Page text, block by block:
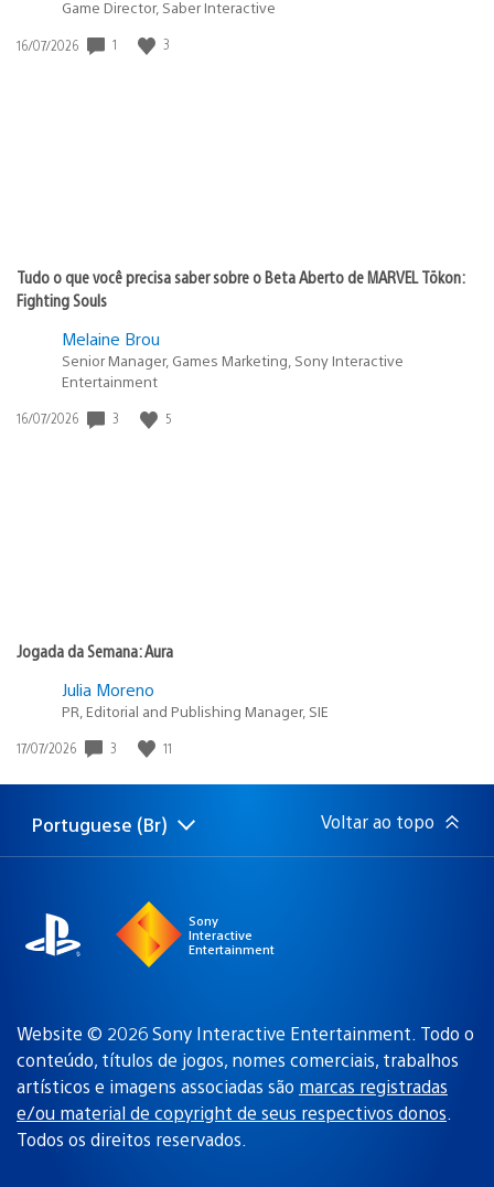
Game Director, Saber Interactive
Data
16/07/2026 1 3
Tudo o que você precisa saber sobre o Beta Aberto de MARVEL Tōkon:
Fighting Souls
Melaine Brou
Senior Manager, Games Marketing, Sony Interactive
Entertainment
Data
16/07/2026 3 5
Jogada da Semana: Aura
Julia Moreno
PR, Editorial and Publishing Manager, SIE
Data
publicação:
17/07/2026 3 11
Selecione
uma
Região
atual:
Portuguese (Br) Voltar ao topo
Sony
Interactive
Entertainment
Website © 2026 Sony Interactive Entertainment. Todo o
conteúdo, títulos de jogos, nomes comerciais, trabalhos
artísticos e imagens associadas são marcas registradas
e/ou material de copyright de seus respectivos donos.
Todos os direitos reservados.